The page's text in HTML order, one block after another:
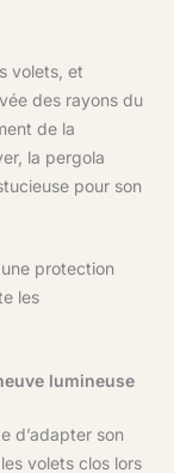
volets, et
des rayons du
de la
la pergola
pour son
une protection
les
lumineuse
d’adapter son
volets clos lors